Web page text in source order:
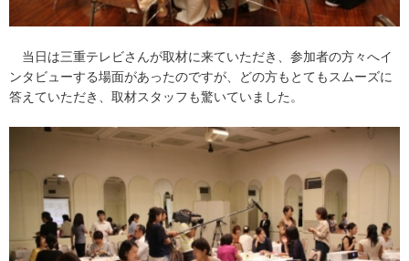
当日は三重テレビさんが取材に来ていただき、参加者の方々へイ
ンタビューする場面があったのですが、どの方もとてもスムーズに
答えていただき、取材スタッフも驚いていました。